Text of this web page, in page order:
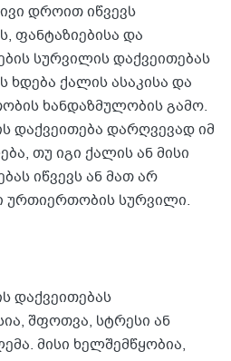
დროით იწვევს
ფანტაზიებისა და
სურვილის დაქვეითებას
ქალის ასაკისა და
ხანდაზმულობის გამო.
დაქვეითება დარღვევად იმ
თუ იგი ქალის ან მისი
იწვევს ან მათ არ
ურთიერთობის სურვილი.
დაქვეითებას
შფოთვა, სტრესი ან
მისი ხელშემწყობია,